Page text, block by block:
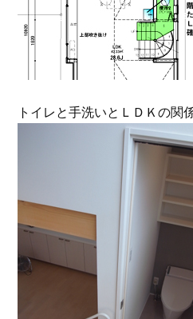
トイレと手洗いとＬＤＫの関